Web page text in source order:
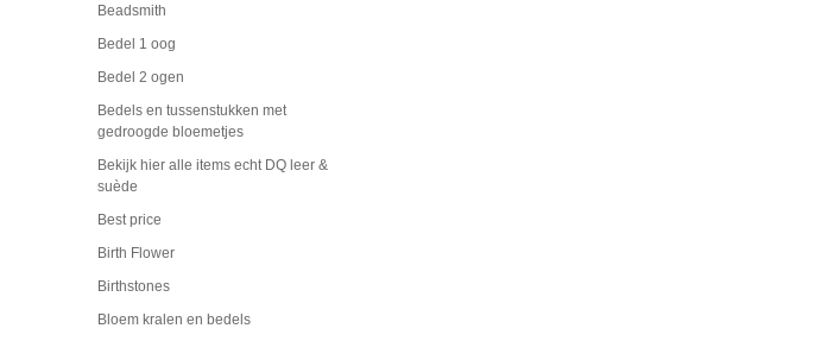
Beadsmith
Bedel 1 oog
Bedel 2 ogen
Bedels en tussenstukken met
gedroogde bloemetjes
Bekijk hier alle items echt DQ leer &
suède
Best price
Birth Flower
Birthstones
Bloem kralen en bedels